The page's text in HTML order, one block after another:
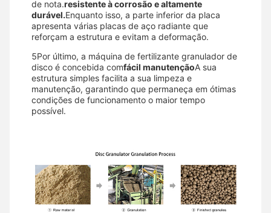
de nota.resistente à corrosão e altamente
durável.Enquanto isso, a parte inferior da placa
apresenta várias placas de aço radiante que
reforçam a estrutura e evitam a deformação.
5Por último, a máquina de fertilizante granulador de
disco é concebida comfácil manutençãoA sua
estrutura simples facilita a sua limpeza e
manutenção, garantindo que permaneça em ótimas
condições de funcionamento o maior tempo
possível.